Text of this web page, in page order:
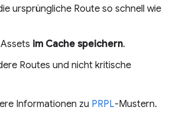
ursprüngliche Route so schnell wie
im Cache speichern.
Routes und nicht kritische
Informationen zu PRPL-Mustern.